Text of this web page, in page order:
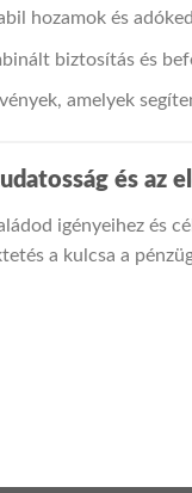
hozamok és
biztosítás és
amelyek
és az
igényeihez és
a kulcsa a